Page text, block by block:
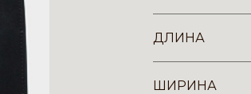
ДЛИНА
ШИРИНА